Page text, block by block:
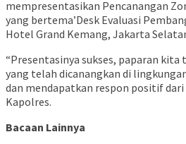
mempresentasikan Pencanangan
yang bertema’Desk Evaluasi
Hotel Grand Kemang, Jakarta
“Presentasinya sukses, paparan
yang telah dicanangkan di
dan mendapatkan respon positif dari
Kapolres.
Bacaan Lainnya